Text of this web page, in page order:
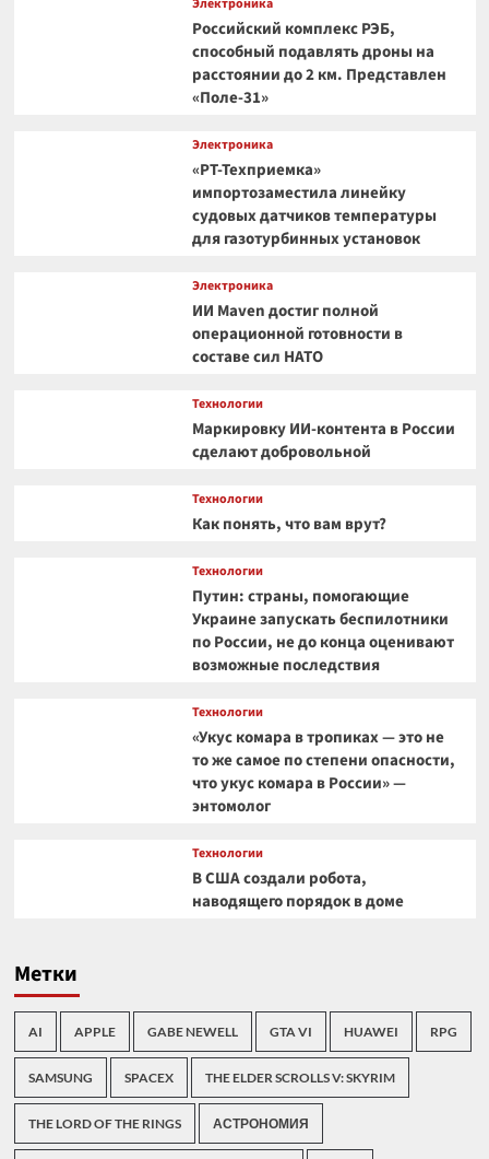
Российский комплекс РЭБ,
способный подавлять дроны на
расстоянии до 2 км. Представлен
«Поле-31»
Электроника
«РТ-Техприемка»
импортозаместила линейку
судовых датчиков температуры
для газотурбинных установок
Электроника
ИИ Maven достиг полной
операционной готовности в
составе сил НАТО
Технологии
Маркировку ИИ-контента в России
сделают добровольной
Технологии
Как понять, что вам врут?
Технологии
Путин: страны, помогающие
Украине запускать беспилотники
по России, не до конца оценивают
возможные последствия
Технологии
«Укус комара в тропиках — это не
то же самое по степени опасности,
что укус комара в России» —
энтомолог
Технологии
В США создали робота,
наводящего порядок в доме
Метки
AI APPLE GABE NEWELL GTA VI HUAWEI RPG
SAMSUNG SPACEX THE ELDER SCROLLS V: SKYRIM
THE LORD OF THE RINGS АСТРОНОМИЯ